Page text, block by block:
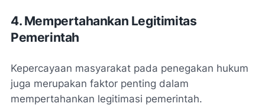
4. Mempertahankan Legitimitas
Pemerintah
Kepercayaan masyarakat pada penegakan hukum
juga merupakan faktor penting dalam
mempertahankan legitimasi pemerintah.